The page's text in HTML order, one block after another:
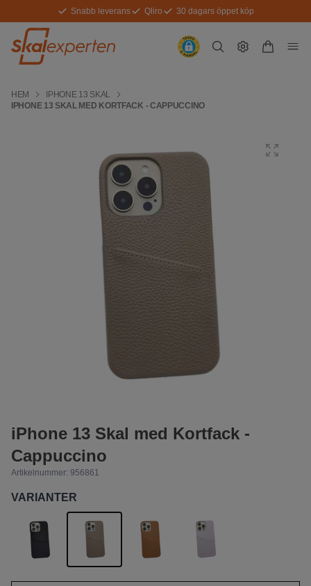
Snabb leverans Qliro 30 dagars öppet köp
HEM
IPHONE 13 SKAL
IPHONE 13 SKAL MED KORTFACK - CAPPUCCINO
iPhone 13 Skal med Kortfack -
Cappuccino
Artikelnummer: 956861
VARIANTER